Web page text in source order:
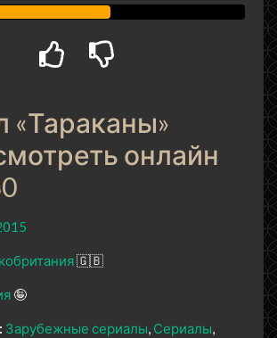
«Тараканы»
онлайн
🇬🇧
🤪
Зарубежные сериалы Сериалы